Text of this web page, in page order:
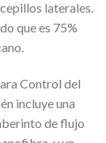
laterales.
que es 75%
Control del
incluye una
de flujo